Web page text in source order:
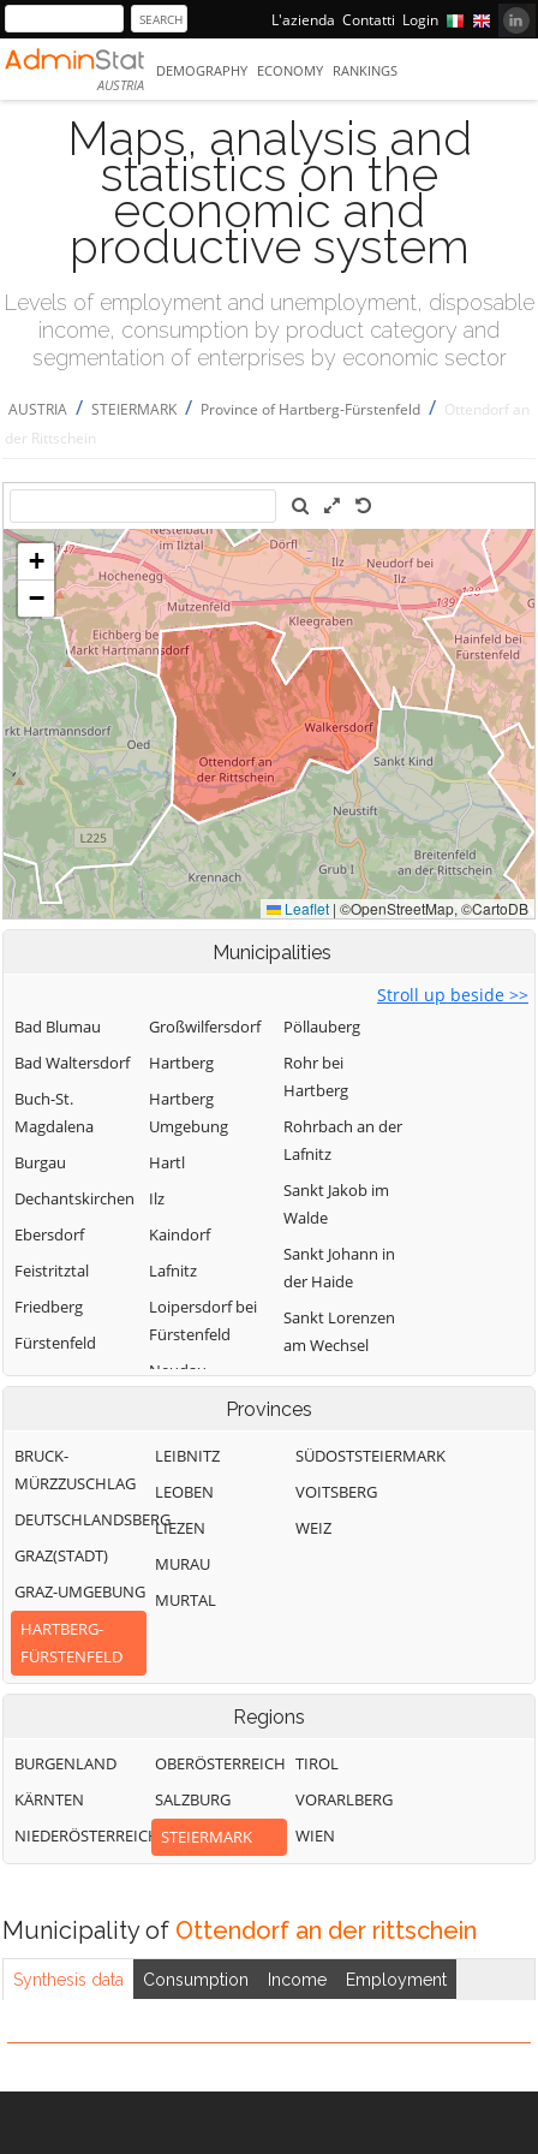
L'azienda Contatti Login
AUSTRIA
DEMOGRAPHY ECONOMY RANKINGS
Maps, analysis and
statistics on the
economic and
productive system
Levels of employment and unemployment, disposable
income, consumption by product category and
segmentation of enterprises by economic sector
AUSTRIA / STEIERMARK / Province of Hartberg-Fürstenfeld / Ottendorf an
der Rittschein
Municipalities
Stroll up beside >>
Bad Blumau
Bad Waltersdorf
Buch-St.
Magdalena
Burgau
Dechantskirchen
Ebersdorf
Feistritztal
Friedberg
Fürstenfeld
Grafendorf bei
Großsteinbach
Großwilfersdorf
Hartberg
Hartberg
Umgebung
Hartl
Ilz
Kaindorf
Lafnitz
Loipersdorf bei
Fürstenfeld
Neudau
Ottendorf an
Pöllauberg
Rohr bei
Hartberg
Rohrbach an der
Lafnitz
Sankt Jakob im
Walde
Sankt Johann in
der Haide
Sankt Lorenzen
am Wechsel
Schäffern
Söchau
Stubenberg
Vorau
Waldbach-
Provinces
BRUCK-
MÜRZZUSCHLAG
DEUTSCHLANDSBERG
GRAZ(STADT)
GRAZ-UMGEBUNG
HARTBERG-
FÜRSTENFELD
LEIBNITZ
LEOBEN
LIEZEN
MURAU
MURTAL
SÜDOSTSTEIERMARK
VOITSBERG
WEIZ
Regions
BURGENLAND
KÄRNTEN
NIEDERÖSTERREICH
OBERÖSTERREICH
SALZBURG
STEIERMARK
TIROL
VORARLBERG
WIEN
Municipality of Ottendorf an der rittschein
Synthesis data Consumption Income Employment